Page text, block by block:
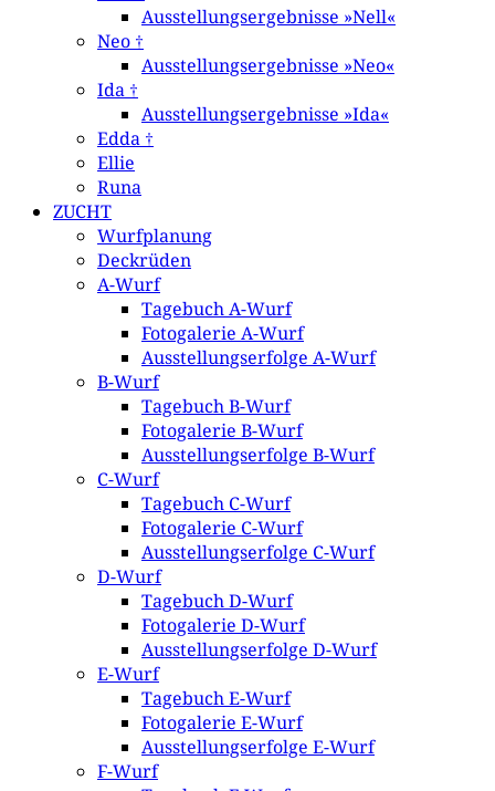
Ausstellungsergebnisse »Nell«
Neo †
Ausstellungsergebnisse »Neo«
Ida †
Ausstellungsergebnisse »Ida«
Edda †
Ellie
Runa
ZUCHT
Wurfplanung
Deckrüden
A-Wurf
Tagebuch A-Wurf
Fotogalerie A-Wurf
Ausstellungserfolge A-Wurf
B-Wurf
Tagebuch B-Wurf
Fotogalerie B-Wurf
Ausstellungserfolge B-Wurf
C-Wurf
Tagebuch C-Wurf
Fotogalerie C-Wurf
Ausstellungserfolge C-Wurf
D-Wurf
Tagebuch D-Wurf
Fotogalerie D-Wurf
Ausstellungserfolge D-Wurf
E-Wurf
Tagebuch E-Wurf
Fotogalerie E-Wurf
Ausstellungserfolge E-Wurf
F-Wurf